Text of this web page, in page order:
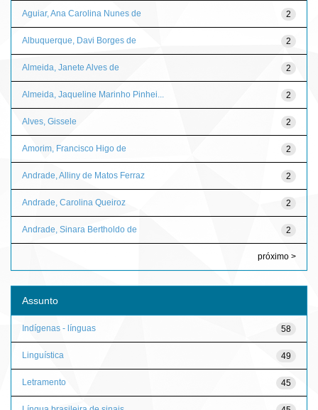
2
Aguiar, Ana Carolina Nunes de
2
Albuquerque, Davi Borges de
2
Almeida, Janete Alves de
2
Almeida, Jaqueline Marinho Pinhei...
2
Alves, Gissele
2
Amorim, Francisco Higo de
2
Andrade, Alliny de Matos Ferraz
2
Andrade, Carolina Queiroz
2
Andrade, Sinara Bertholdo de
próximo >
Assunto
58
Indígenas - línguas
49
Linguística
45
Letramento